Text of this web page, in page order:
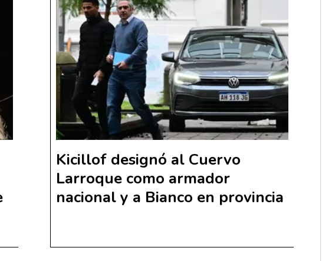
Kicillof designó al Cuervo
Larroque como armador
nacional y a Bianco en provincia